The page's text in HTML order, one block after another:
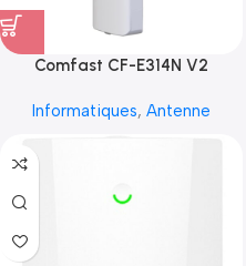
Comfast CF-E314N V2
Informatiques, Antenne